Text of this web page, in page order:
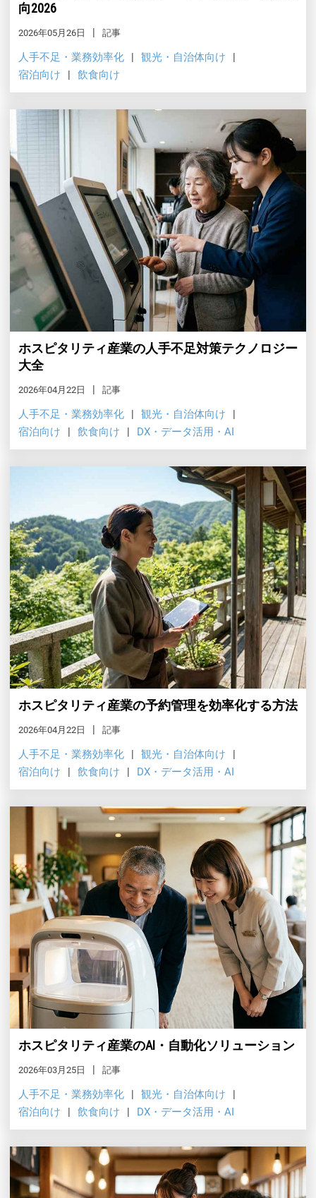
向2026
2026年05月26日 記事
人手不足・業務効率化
観光・自治体向け
宿泊向け
飲食向け
ホスピタリティ産業の人手不足対策テクノロジー
大全
2026年04月22日 記事
人手不足・業務効率化
観光・自治体向け
宿泊向け
飲食向け DX・データ活用・AI
ホスピタリティ産業の予約管理を効率化する方法
2026年04月22日 記事
人手不足・業務効率化
観光・自治体向け
宿泊向け
飲食向け DX・データ活用・AI
ホスピタリティ産業のAI・自動化ソリューション
2026年03月25日 記事
人手不足・業務効率化
観光・自治体向け
宿泊向け
飲食向け DX・データ活用・AI